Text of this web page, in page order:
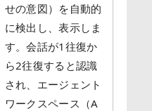
せの意図）を自動的
に検出し、表示しま
す。会話が1往復か
ら2往復すると認識
され、エージェント
ワークスペース（A